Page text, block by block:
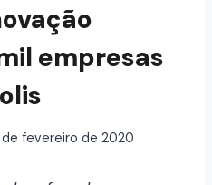
empresas
de fevereiro de 2020